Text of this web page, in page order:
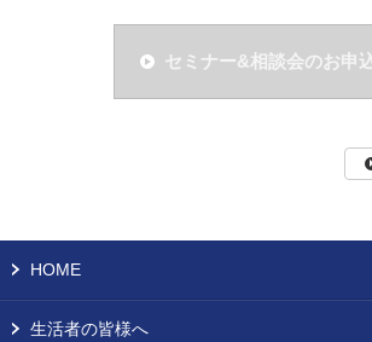
セミナー&相談会のお申
HOME
生活者の皆様へ